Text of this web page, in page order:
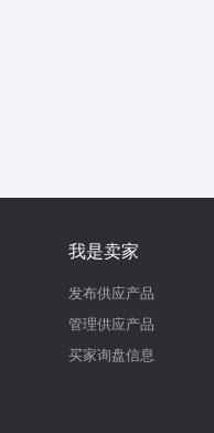
我是卖家
发布供应产品
管理供应产品
买家询盘信息